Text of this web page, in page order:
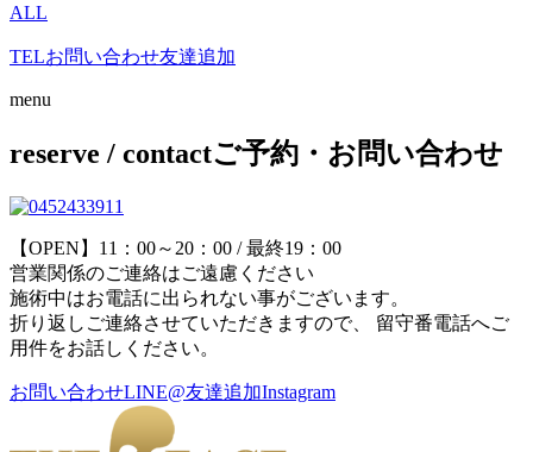
ALL
TELお問い合わせ友達追加
menu
reserve / contactご予約・お問い合わせ
【OPEN】11：00～20：00 / 最終19：00
営業関係のご連絡はご遠慮ください
施術中はお電話に出られない事がございます。
折り返しご連絡させていただきますので、 留守番電話へご
用件をお話しください。
お問い合わせLINE@友達追加Instagram